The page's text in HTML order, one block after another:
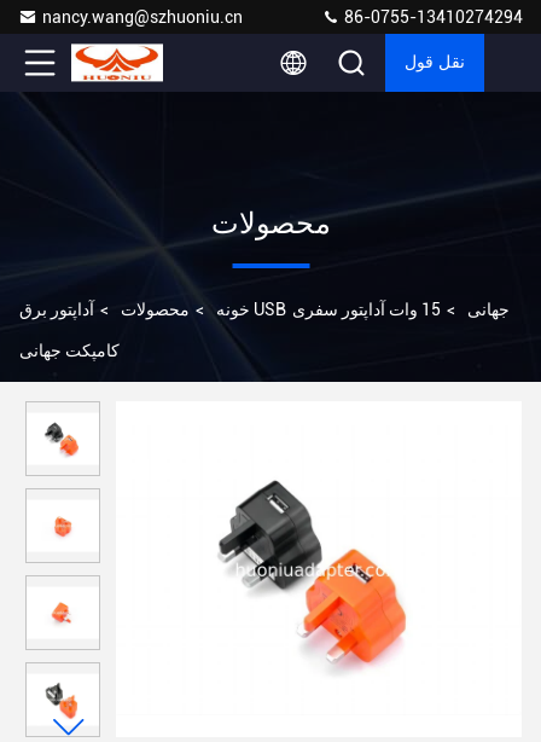
nancy.wang@szhuoniu.cn 86-0755-13410274294
نقل قول
محصولات
خونه > محصولات > آداپتور برق USB جهانی > 15 وات آداپتور سفری
کامپکت جهانی